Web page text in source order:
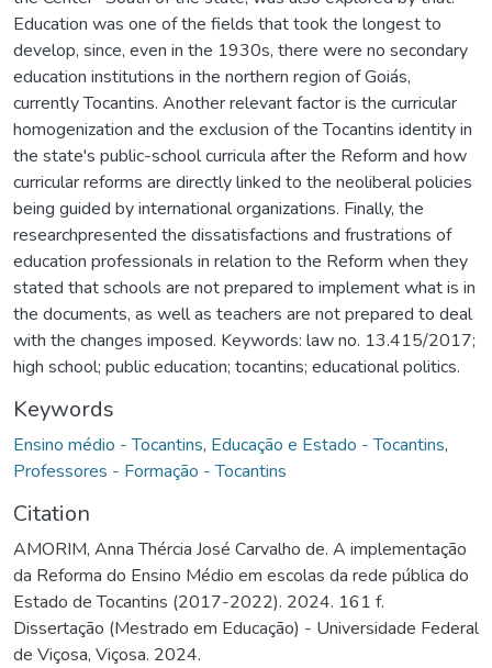
Education was one of the fields that took the longest to
develop, since, even in the 1930s, there were no secondary
education institutions in the northern region of Goiás,
currently Tocantins. Another relevant factor is the curricular
homogenization and the exclusion of the Tocantins identity in
the state's public-school curricula after the Reform and how
curricular reforms are directly linked to the neoliberal policies
being guided by international organizations. Finally, the
researchpresented the dissatisfactions and frustrations of
education professionals in relation to the Reform when they
stated that schools are not prepared to implement what is in
the documents, as well as teachers are not prepared to deal
with the changes imposed. Keywords: law no. 13.415/2017;
high school; public education; tocantins; educational politics.
Keywords
Ensino médio - Tocantins, Educação e Estado - Tocantins,
Professores - Formação - Tocantins
Citation
AMORIM, Anna Thércia José Carvalho de. A implementação
da Reforma do Ensino Médio em escolas da rede pública do
Estado de Tocantins (2017-2022). 2024. 161 f.
Dissertação (Mestrado em Educação) - Universidade Federal
de Viçosa, Viçosa. 2024.